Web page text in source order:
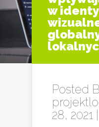
w
Posted
28, 2021 |